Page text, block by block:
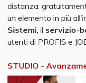
distanza,
un elemento in più
Sistemi , il servizio-
utenti di PROFIS e
STUDIO -